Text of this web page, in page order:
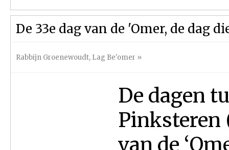
De 33e dag van de 'Omer, de dag
Rabbijn Groenewoudt, Lag Be'omer »
De dagen
Pinksteren
van de